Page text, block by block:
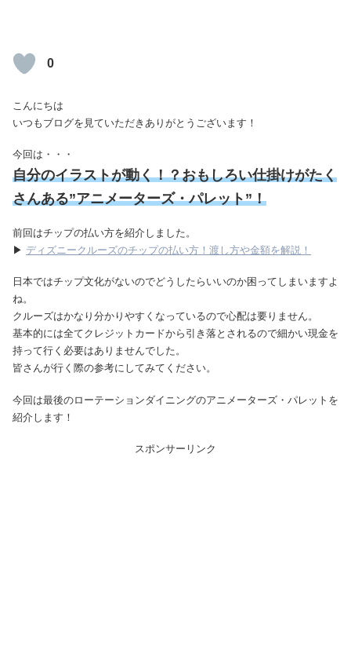
0
こんにちは
いつもブログを見ていただきありがとうございます！
今回は・・・
自分のイラストが動く！？おもしろい仕掛けがたく
さんある”アニメーターズ・パレット”！
前回はチップの払い方を紹介しました。
▶ ディズニークルーズのチップの払い方！渡し方や金額を解説！
日本ではチップ文化がないのでどうしたらいいのか困ってしまいますよ
ね。
クルーズはかなり分かりやすくなっているので心配は要りません。
基本的には全てクレジットカードから引き落とされるので細かい現金を
持って行く必要はありませんでした。
皆さんが行く際の参考にしてみてください。
今回は最後のローテーションダイニングのアニメーターズ・パレットを
紹介します！
スポンサーリンク